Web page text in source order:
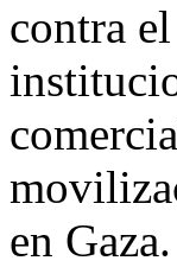
contra
en